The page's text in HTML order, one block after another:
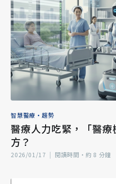
智慧醫療 •趨勢
醫療人力吃緊，「醫
方？
2026/01/17 | 閱讀時間‧約 8 分鐘